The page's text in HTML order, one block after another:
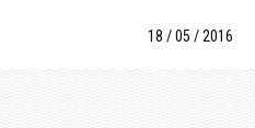
18 / 05 / 2016